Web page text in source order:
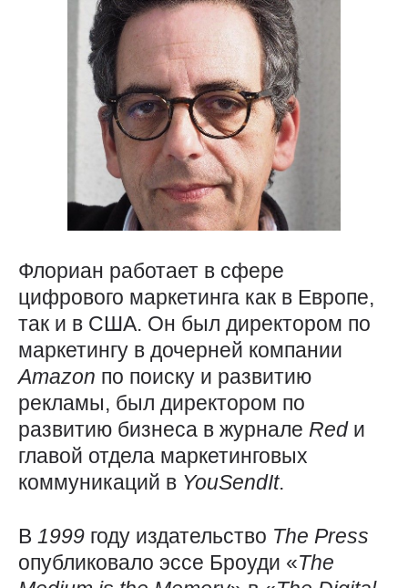
Флориан работает в сфере
цифрового маркетинга как в Европе,
так и в США. Он был директором по
маркетингу в дочерней компании
Amazon по поиску и развитию
рекламы, был директором по
развитию бизнеса в журнале Red и
главой отдела маркетинговых
коммуникаций в YouSendIt.
В 1999 году издательство The Press
опубликовало эссе Броуди «The